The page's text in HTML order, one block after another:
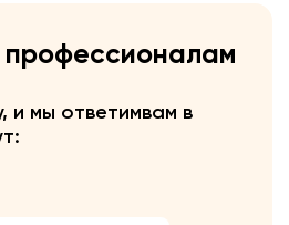
профессионалам
и мы ответимвам в